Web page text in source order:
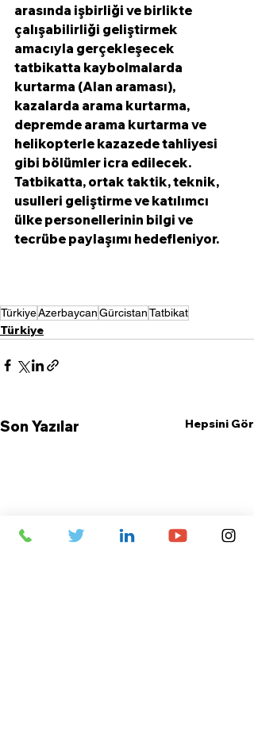
arasında işbirliği ve birlikte
çalışabilirliği geliştirmek
amacıyla gerçekleşecek
tatbikatta kaybolmalarda
kurtarma (Alan araması),
kazalarda arama kurtarma,
depremde arama kurtarma ve
helikopterle kazazede tahliyesi
gibi bölümler icra edilecek.
Tatbikatta, ortak taktik, teknik,
usulleri geliştirme ve katılımcı
ülke personellerinin bilgi ve
tecrübe paylaşımı hedefleniyor.
TürkiyeAzerbaycanGürcistanTatbikat
Türkiye
Son Yazılar Hepsini Gör